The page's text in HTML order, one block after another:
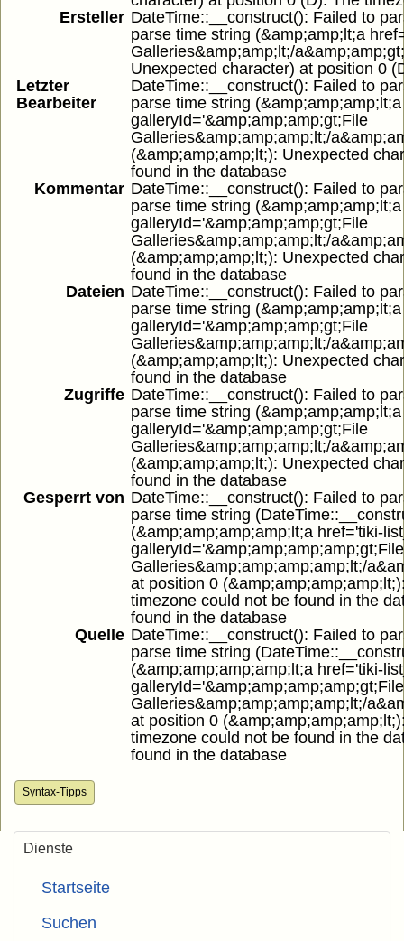
Ersteller DateTime::__construct(): Failed to
parse time string (&amp;amp;lt;a
Galleries&amp;amp;lt;/
Unexpected character) at position 0
Letzter
Bearbeiter
DateTime::__construct(): Failed to
parse time string
galleryId='&amp;amp;amp;gt;File
Galleries&amp;amp;amp;lt;/
(&amp;amp;amp;lt;): Unexpected
found in the database
Kommentar DateTime::__construct(): Failed to
parse time string
galleryId='&amp;amp;amp;gt;File
Galleries&amp;amp;amp;lt;/
(&amp;amp;amp;lt;): Unexpected
found in the database
Dateien DateTime::__construct(): Failed to
parse time string
galleryId='&amp;amp;amp;gt;File
Galleries&amp;amp;amp;lt;/
(&amp;amp;amp;lt;): Unexpected
found in the database
Zugriffe DateTime::__construct(): Failed to
parse time string
galleryId='&amp;amp;amp;gt;File
Galleries&amp;amp;amp;lt;/
(&amp;amp;amp;lt;): Unexpected
found in the database
Gesperrt von DateTime::__construct(): Failed to
parse time string
(&amp;amp;amp;amp;lt;a href='tiki-
galleryId='&amp;amp;amp;amp;gt;File
Galleries&amp;amp;amp;amp;lt;/
at position 0
timezone could not be found in the
found in the database
Quelle DateTime::__construct(): Failed to
parse time string
(&amp;amp;amp;amp;lt;a href='tiki-
galleryId='&amp;amp;amp;amp;gt;File
Galleries&amp;amp;amp;amp;lt;/
at position 0
timezone could not be found in the
found in the database
Syntax-Tipps
Dienste
Startseite
Suchen